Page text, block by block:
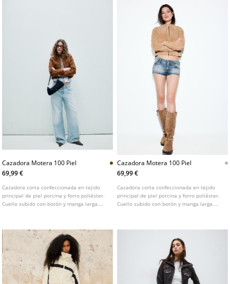
Cazadora Motera 100 Piel
69,99 €
Cazadora corta confeccionada en tejido
principal de piel porcina y forro poliéster.
Cuello subido con botón y manga larga.
Cazadora Motera 100 Piel
69,99 €
Cazadora corta confeccionada en tejido
principal de piel porcina y forro poliéster.
Cuello subido con botón y manga larga.